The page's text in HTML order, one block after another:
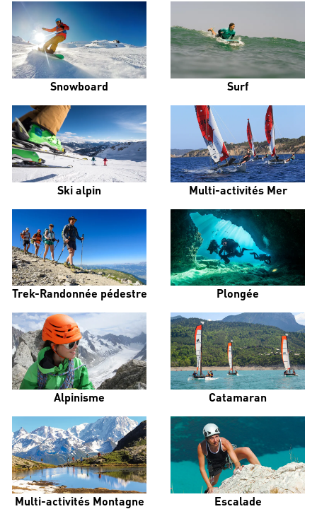
Snowboard Surf
Ski alpin Multi-activités Mer
Trek-Randonnée pédestre Plongée
Alpinisme Catamaran
Multi-activités Montagne Escalade